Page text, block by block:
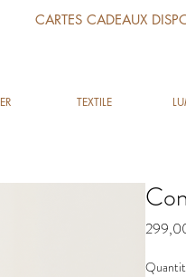
CARTES CADEAUX
TEXTILE